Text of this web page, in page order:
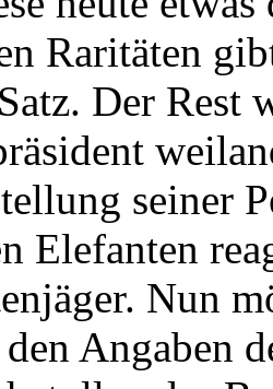
Raritäten
Der Rest
seiner
Elefanten
Nun
Angaben